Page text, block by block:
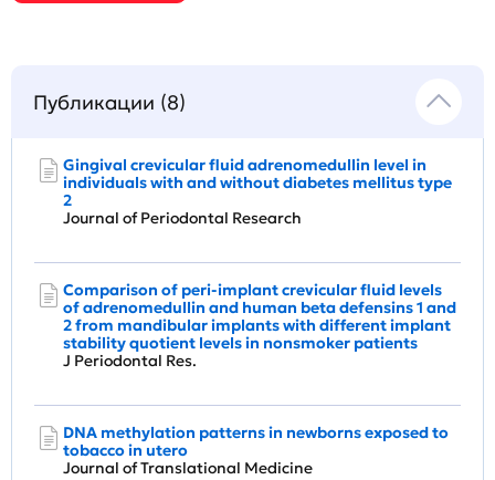
Публикации (8)
Gingival crevicular fluid adrenomedullin level in
individuals with and without diabetes mellitus type
2
Journal of Periodontal Research
Comparison of peri-implant crevicular fluid levels
of adrenomedullin and human beta defensins 1 and
2 from mandibular implants with different implant
stability quotient levels in nonsmoker patients
J Periodontal Res.
DNA methylation patterns in newborns exposed to
tobacco in utero
Journal of Translational Medicine